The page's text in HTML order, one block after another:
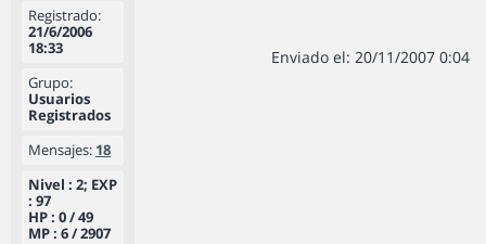
Registrado:
21/6/2006
18:33
Grupo:
Usuarios
Registrados
Mensajes: 18
Nivel : 2; EXP
: 97
HP : 0 / 49
MP : 6 / 2907
Enviado el: 20/11/2007 0:04